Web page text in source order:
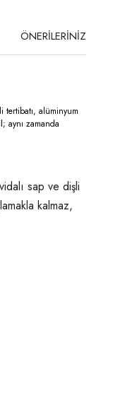
ÖNERİLERİNİZ
tertibatı, alüminyum
aynı zamanda
sap ve dişli
kalmaz,